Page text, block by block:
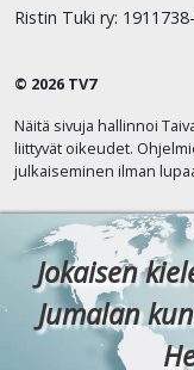
Ristin Tuki ry:
© 2026 TV7
Näitä sivuja hallinnoi
liittyvät oikeudet.
julkaiseminen ilman
Jokaisen
Jumalan